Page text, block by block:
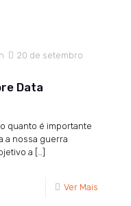
20 de setembro
Data
quanto é importante
a nossa guerra
a […]
Ver Mais